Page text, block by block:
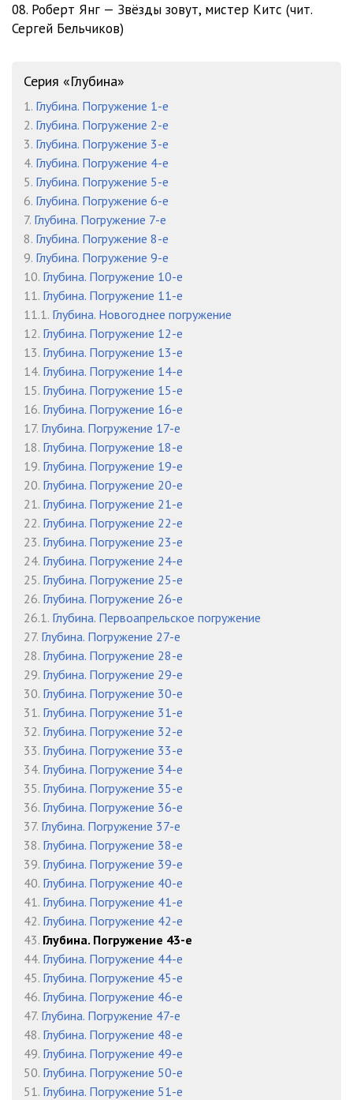
08. Роберт Янг — Звёзды зовут, мистер Китс (чит.
Сергей Бельчиков)
Серия «Глубина»
1. Глубина. Погружение 1-е
2. Глубина. Погружение 2-е
3. Глубина. Погружение 3-е
4. Глубина. Погружение 4-е
5. Глубина. Погружение 5-е
6. Глубина. Погружение 6-е
7. Глубина. Погружение 7-е
8. Глубина. Погружение 8-е
9. Глубина. Погружение 9-е
10. Глубина. Погружение 10-е
11. Глубина. Погружение 11-е
11.1. Глубина. Новогоднее погружение
12. Глубина. Погружение 12-е
13. Глубина. Погружение 13-е
14. Глубина. Погружение 14-е
15. Глубина. Погружение 15-е
16. Глубина. Погружение 16-е
17. Глубина. Погружение 17-е
18. Глубина. Погружение 18-е
19. Глубина. Погружение 19-е
20. Глубина. Погружение 20-е
21. Глубина. Погружение 21-е
22. Глубина. Погружение 22-е
23. Глубина. Погружение 23-е
24. Глубина. Погружение 24-е
25. Глубина. Погружение 25-е
26. Глубина. Погружение 26-е
26.1. Глубина. Первоапрельское погружение
27. Глубина. Погружение 27-е
28. Глубина. Погружение 28-е
29. Глубина. Погружение 29-е
30. Глубина. Погружение 30-е
31. Глубина. Погружение 31-е
32. Глубина. Погружение 32-е
33. Глубина. Погружение 33-е
34. Глубина. Погружение 34-е
35. Глубина. Погружение 35-е
36. Глубина. Погружение 36-е
37. Глубина. Погружение 37-е
38. Глубина. Погружение 38-е
39. Глубина. Погружение 39-е
40. Глубина. Погружение 40-е
41. Глубина. Погружение 41-е
42. Глубина. Погружение 42-е
43. Глубина. Погружение 43-е
44. Глубина. Погружение 44-е
45. Глубина. Погружение 45-е
46. Глубина. Погружение 46-е
47. Глубина. Погружение 47-е
48. Глубина. Погружение 48-е
49. Глубина. Погружение 49-е
50. Глубина. Погружение 50-е
51. Глубина. Погружение 51-е